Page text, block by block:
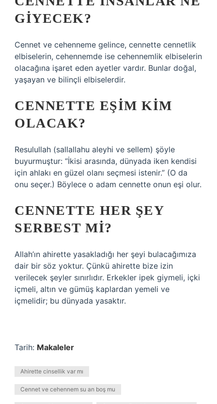
GIYECEK?
Cennet ve cehenneme gelince, cennette cennetlik
elbiselerin, cehennemde ise cehennemlik elbiselerin
olacağına işaret eden ayetler vardır. Bunlar doğal,
yaşayan ve bilinçli elbiselerdir.
CENNETTE EŞIM KIM
OLACAK?
Resulullah (sallallahu aleyhi ve sellem) şöyle
buyurmuştur: “İkisi arasında, dünyada iken kendisi
için ahlakı en güzel olanı seçmesi istenir.” (O da
onu seçer.) Böylece o adam cennette onun eşi olur.
CENNETTE HER ŞEY
SERBEST MI?
Allah’ın ahirette yasakladığı her şeyi bulacağımıza
dair bir söz yoktur. Çünkü ahirette bize izin
verilecek şeyler sınırlıdır. Erkekler ipek giymeli, içki
içmeli, altın ve gümüş kaplardan yemeli ve
içmelidir; bu dünyada yasaktır.
Tarih: Makaleler
Ahirette cinsellik var mı
Cennet ve cehennem su an boş mu